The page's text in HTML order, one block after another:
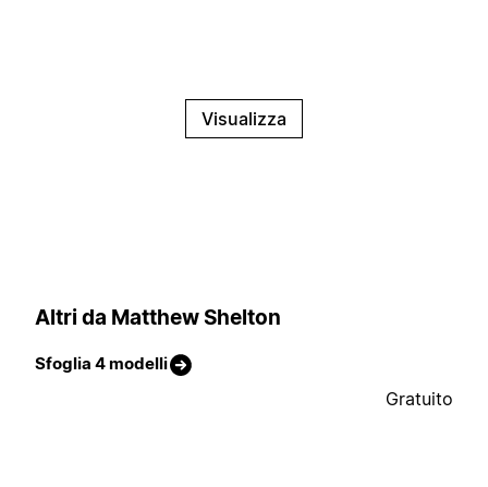
Visualizza
Altri da Matthew Shelton
Sfoglia 4 modelli
Gratuito